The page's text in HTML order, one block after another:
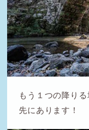
もう１つの降りる
先にあります！